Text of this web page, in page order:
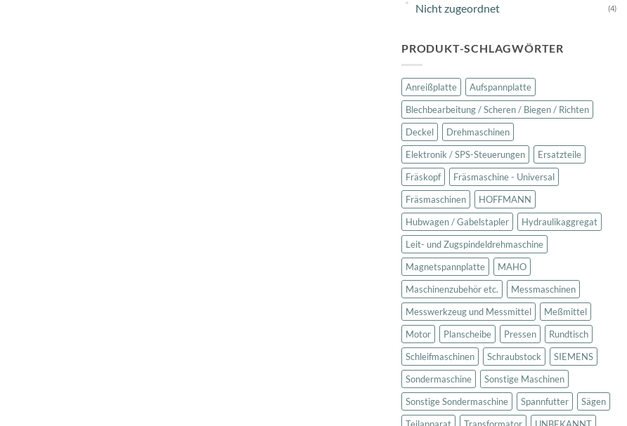
Nicht zugeordnet (4)
PRODUKT-SCHLAGWÖRTER
Anreißplatte
Aufspannplatte
Blechbearbeitung / Scheren / Biegen / Richten
Deckel
Drehmaschinen
Elektronik / SPS-Steuerungen
Ersatzteile
Fräskopf
Fräsmaschine - Universal
Fräsmaschinen
HOFFMANN
Hubwagen / Gabelstapler
Hydraulikaggregat
Leit- und Zugspindeldrehmaschine
Magnetspannplatte
MAHO
Maschinenzubehör etc.
Messmaschinen
Messwerkzeug und Messmittel
Meßmittel
Motor
Planscheibe Pressen
Rundtisch
Schleifmaschinen
Schraubstock
SIEMENS
Sondermaschine
Sonstige Maschinen
Sonstige Sondermaschine
Spannfutter
Sägen